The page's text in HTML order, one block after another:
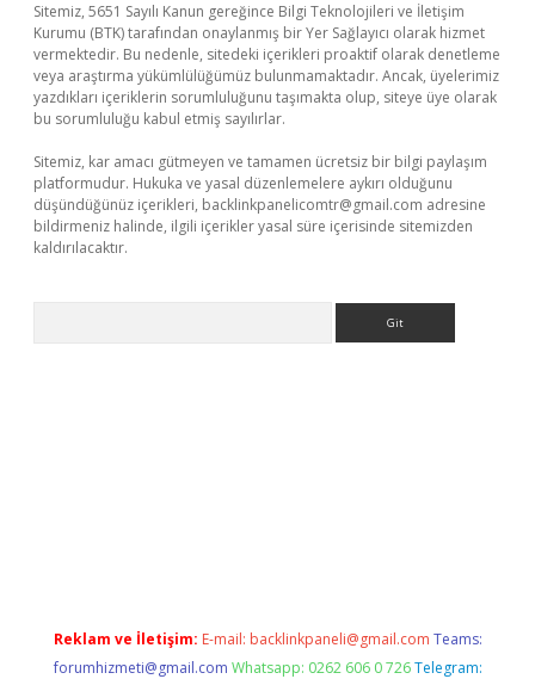
Sitemiz, 5651 Sayılı Kanun gereğince Bilgi Teknolojileri ve İletişim
Kurumu (BTK) tarafından onaylanmış bir Yer Sağlayıcı olarak hizmet
vermektedir. Bu nedenle, sitedeki içerikleri proaktif olarak denetleme
veya araştırma yükümlülüğümüz bulunmamaktadır. Ancak, üyelerimiz
yazdıkları içeriklerin sorumluluğunu taşımakta olup, siteye üye olarak
bu sorumluluğu kabul etmiş sayılırlar.
Sitemiz, kar amacı gütmeyen ve tamamen ücretsiz bir bilgi paylaşım
platformudur. Hukuka ve yasal düzenlemelere aykırı olduğunu
düşündüğünüz içerikleri, backlinkpanelicomtr@gmail.com adresine
bildirmeniz halinde, ilgili içerikler yasal süre içerisinde sitemizden
kaldırılacaktır.
Reklam ve İletişim: E-mail: backlinkpaneli@gmail.com Teams:
forumhizmeti@gmail.com Whatsapp: 0262 606 0 726 Telegram: